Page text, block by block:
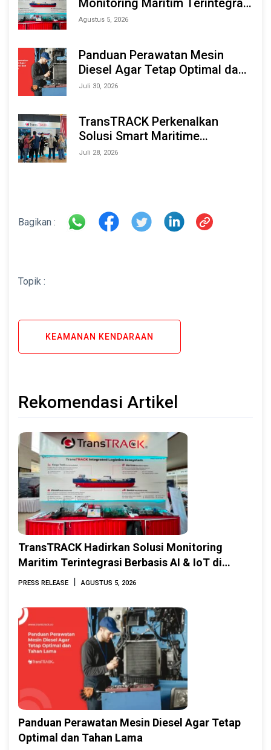
Berbasis AI & IoT di Indonesia
Agustus 5, 2026
Panduan Perawatan Mesin
Diesel Agar Tetap Optimal dan
Tahan Lama
Juli 30, 2026
TransTRACK Perkenalkan
Solusi Smart Maritime
Monitoring Berbasis AI dan IoT
Juli 28, 2026
Bagikan :
Topik :
KEAMANAN KENDARAAN
Rekomendasi Artikel
TransTRACK Hadirkan Solusi Monitoring
Maritim Terintegrasi Berbasis AI & IoT di
Indonesia Marine & Offshore Expo (IMOX)
PRESS RELEASE | AGUSTUS 5, 2026
Panduan Perawatan Mesin Diesel Agar Tetap
Optimal dan Tahan Lama